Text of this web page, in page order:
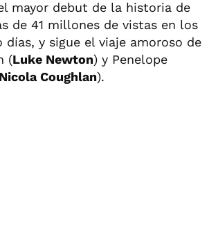
mayor debut de la historia de
de 41 millones de vistas en los
y sigue el viaje amoroso de
(Luke Newton) y Penelope
Nicola Coughlan).